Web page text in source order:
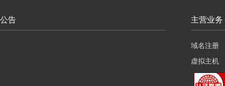
公告 主营业务
域名注册
虚拟主机
云服务器